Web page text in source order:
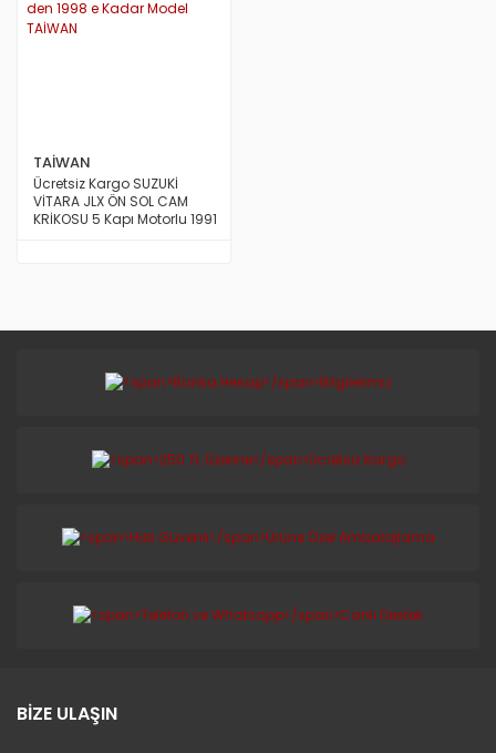
TAİWAN
Ücretsiz Kargo SUZUKİ
VİTARA JLX ÖN SOL CAM
KRİKOSU 5 Kapı Motorlu 1991
BİZE ULAŞIN